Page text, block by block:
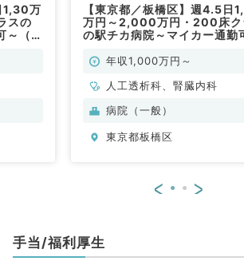
1,30万
スの
～（腎
【東京都／板橋区】週4.5日
万円～2,000万円・200床ク
の駅チカ病院～マイカー通勤
年収1,000万円～
人工透析科、腎臓内科
病院（一般）
東京都板橋区
< >
手当/福利厚生